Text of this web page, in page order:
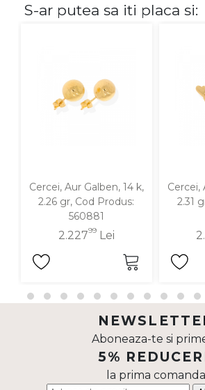
S-ar putea sa iti placa si:
Cercei, Aur Galben, 14 k,
2.26 gr, Cod Produs:
560881
2.22799Lei
Cercei,
2.31
Aboneaza-te si
5%
la prima comanda